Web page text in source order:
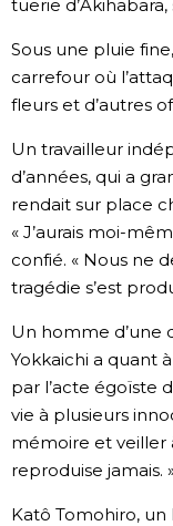
Séries
Personnages
Chroniques
Images
Vidéos
Tokyo
tuerie
Sous une pluie
carrefour où
fleurs et d’autres
Un travailleur
d’années, qui a
rendait sur place
« J’aurais moi-
confié. « Nous ne
tragédie s’est
Un homme d’une
Yokkaichi a quant
par l’acte égoïste
vie à plusieurs
mémoire et veiller
reproduise jamais.
Katô Tomohiro,